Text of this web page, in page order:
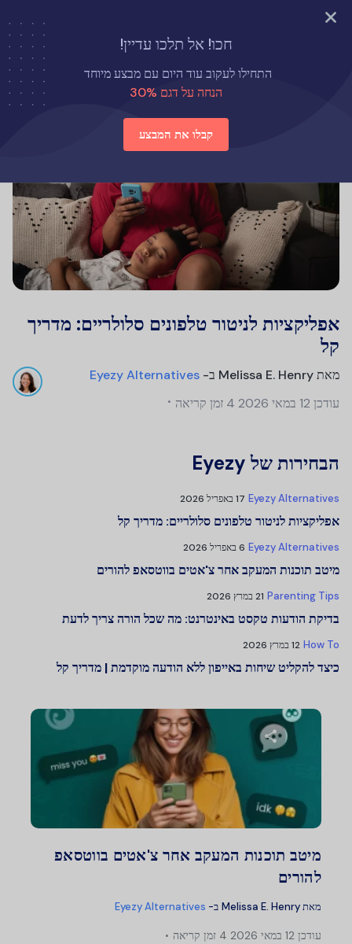
נסה עכשיו
חכו! אל תלכו עדיין!
התחילו לעקוב עוד היום עם מבצע מיוחד
הנחה על דגם 30%
קבלו את המבצע
אפליקציות לניטור טלפונים סלולריים: מדריך
קל
מאתMelissa E. Henry ב- Eyezy Alternatives
עודכן
4 זמן קריאה
הבחירות של Eyezy
Eyezy Alternatives 17 באפריל 2026
אפליקציות לניטור טלפונים סלולריים: מדריך קל
Eyezy Alternatives 6 באפריל 2026
מיטב תוכנות המעקב אחר צ'אטים בווטסאפ להורים
Parenting Tips 21 במרץ 2026
בדיקת הודעות טקסט באינטרנט: מה שכל הורה צריך לדעת
How To 12 במרץ 2026
כיצד להקליט שיחות באייפון ללא הודעה מוקדמת | מדריך קל
שתף מאמר זה
מיטב תוכנות המעקב אחר צ'אטים בווטסאפ
להורים
מאתMelissa E. Henry ב- Eyezy Alternatives
עודכן 4 זמן קריאה